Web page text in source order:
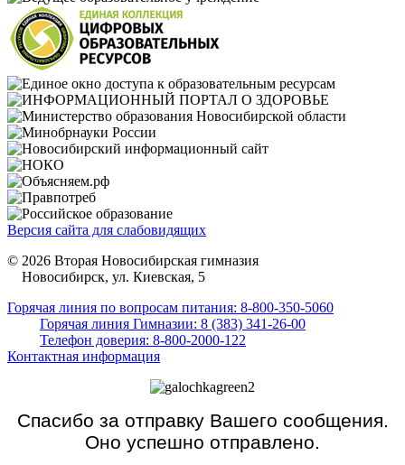
Версия сайта для слабовидящих
© 2026 Вторая Новосибирская гимназия
Новосибирск, ул. Киевская, 5
Горячая линия по вопросам питания: 8-800-350-5060
Горячая линия Гимназии: 8 (383) 341-26-00
Телефон доверия: 8-800-2000-122
Контактная информация
Спасибо за отправку Вашего сообщения.
Оно успешно отправлено.